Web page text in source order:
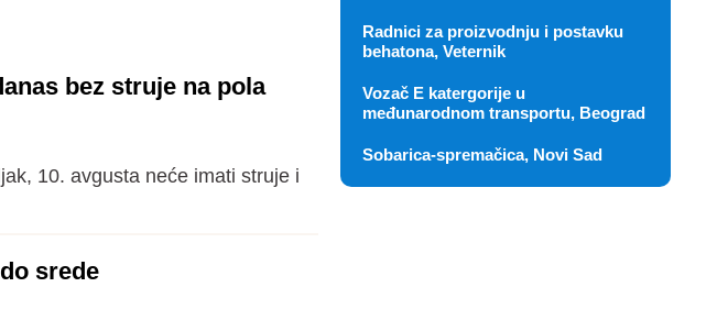
bez struje na pola
10. avgusta neće imati struje i
srede
Radnici za proizvodnju i postavku
behatona, Veternik
Vozač E katergorije u
međunarodnom transportu, Beograd
Sobarica-spremačica, Novi Sad